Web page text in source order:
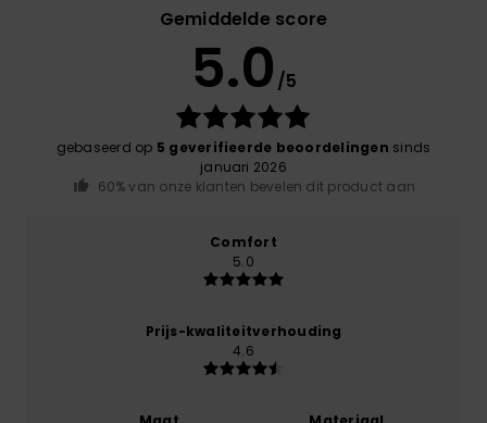
Gemiddelde score
5.0 /5
gebaseerd op 5 geverifieerde beoordelingen sinds
januari 2026
60% van onze klanten bevelen dit product aan
Comfort
5.0
Prijs-kwaliteitverhouding
4.6